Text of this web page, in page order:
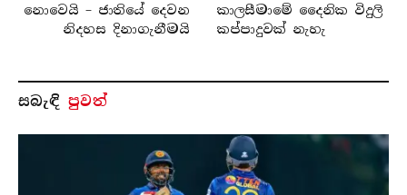
නොවෙයි – ජාතියේ දෙවන
නිදහස දිනාගැනීමයි
කාලසීමාමේ දෛනික විදුලි
කප්පාදුවක් නැහැ
සබැ​ඳි පුවත්